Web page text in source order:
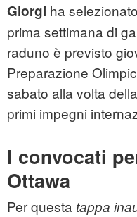
Giorgi ha
prima settimana di
raduno è previsto
Preparazione
sabato alla volta
primi impegni
I convocati
Ottawa
Per questa tappa